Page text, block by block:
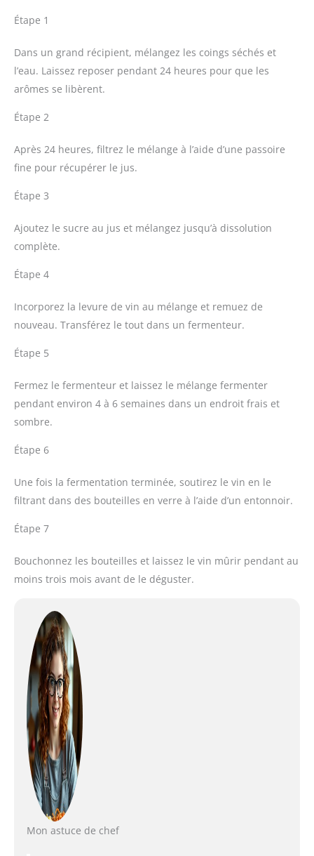
Étape 1
Dans un grand récipient, mélangez les coings séchés et
l’eau. Laissez reposer pendant 24 heures pour que les
arômes se libèrent.
Étape 2
Après 24 heures, filtrez le mélange à l’aide d’une passoire
fine pour récupérer le jus.
Étape 3
Ajoutez le sucre au jus et mélangez jusqu’à dissolution
complète.
Étape 4
Incorporez la levure de vin au mélange et remuez de
nouveau. Transférez le tout dans un fermenteur.
Étape 5
Fermez le fermenteur et laissez le mélange fermenter
pendant environ 4 à 6 semaines dans un endroit frais et
sombre.
Étape 6
Une fois la fermentation terminée, soutirez le vin en le
filtrant dans des bouteilles en verre à l’aide d’un entonnoir.
Étape 7
Bouchonnez les bouteilles et laissez le vin mûrir pendant au
moins trois mois avant de le déguster.
Mon astuce de chef